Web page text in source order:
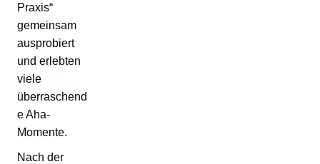
Praxis“
gemeinsam
ausprobiert
und erlebten
viele
überraschend
e Aha-
Momente.
Nach der